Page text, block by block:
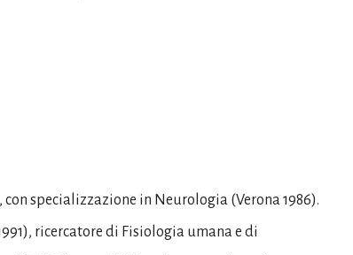
specializzazione in Neurologia (Verona 1986).
ricercatore di Fisiologia umana e di